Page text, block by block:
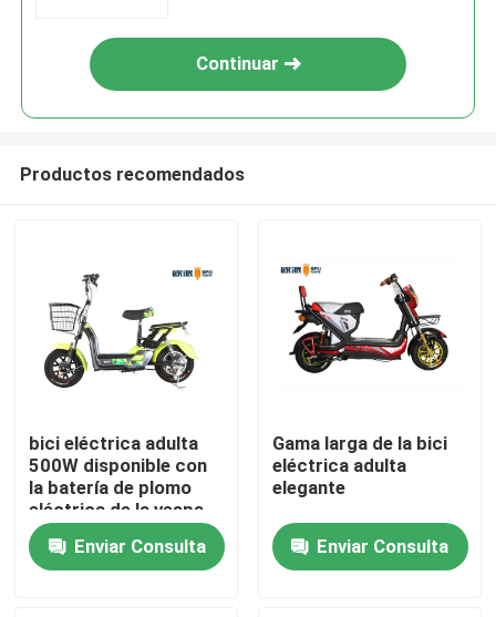
Hogar
Continuar
Productos recomendados
bici eléctrica adulta
500W disponible con
la batería de plomo
eléctrica de la vespa
48v20ah del pedal
Enviar Consulta
Gama larga de la bici
eléctrica adulta
elegante
Enviar Consulta